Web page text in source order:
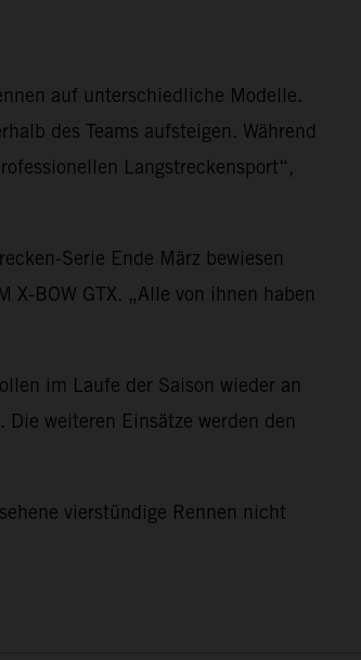
auf unterschiedliche Modelle.
des Teams aufsteigen. Während
Langstreckensport“,
Serie Ende März bewiesen
X-BOW GTX. „Alle von ihnen haben
im Laufe der Saison wieder an
weiteren Einsätze werden den
vierstündige Rennen nicht